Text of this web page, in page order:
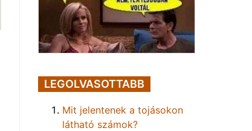
LEGOLVASOTTABB
Mit jelentenek a tojásokon
látható számok?